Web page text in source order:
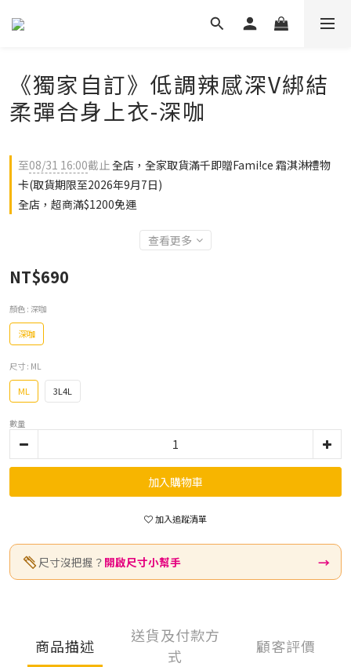
《獨家自訂》低調辣感深V綁結
柔彈合身上衣-深咖
至08/31 16:00截止全店，全家取貨滿千即贈Fami!ce 霜淇淋禮物
卡(取貨期限至2026年9月7日)
全店，超商滿$1200免運
查看更多
NT$690
顏色 : 深咖
深咖
尺寸 : ML
ML 3L4L
數量
加入購物車
加入追蹤清單
尺寸沒把握？ 開啟尺寸小幫手 →
商品描述
送貨及付款方
式
顧客評價